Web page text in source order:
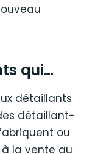
qui…
détaillants
détaillant-
ou
la vente au